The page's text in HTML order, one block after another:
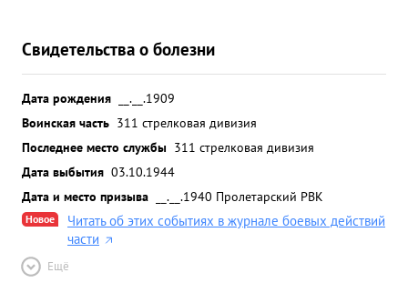
Свидетельства о болезни
Дата рождения
__.__.1909
Воинская часть 311 стрелковая дивизия
Последнее место службы 311 стрелковая дивизия
Дата выбытия 03.10.1944
Дата и место призыва
__.__.1940 Пролетарский РВК
Новое
Читать об этих событиях в журнале боевых действий
части
Ещё